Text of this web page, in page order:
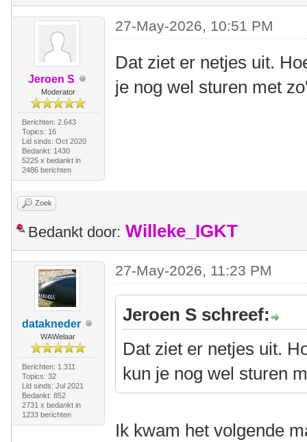
Jeroen S
Moderator
Berichten: 2.643
Topics: 16
Lid sinds: Oct 2020
Bedankt: 1430
5225 x bedankt in
2486 berichten
27-May-2026, 10:51 PM
Dat ziet er netjes uit.
je nog wel sturen met
Zoek
Bedankt door: Willeke_IGKT
datakneder
WAWelaar
Berichten: 1.311
Topics: 32
Lid sinds: Jul 2021
Bedankt: 852
2731 x bedankt in
1233 berichten
27-May-2026, 11:23 PM
Jeroen S schreef:
Dat ziet er netjes uit.
kun je nog wel sturen
Ik kwam het volgende